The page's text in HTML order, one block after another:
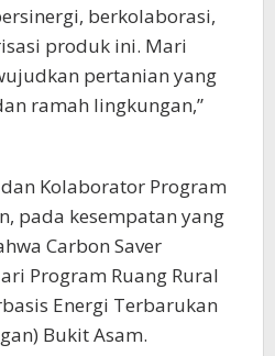
berkolaborasi,
produk ini. Mari
pertanian yang
ramah lingkungan,”
Kolaborator Program
pada kesempatan yang
Carbon Saver
Program Ruang Rural
Energi Terbarukan
Bukit Asam.